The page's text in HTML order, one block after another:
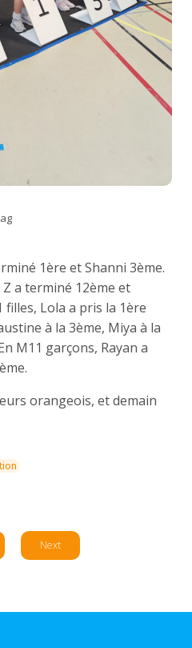
1ère et Shanni 3ème.
a terminé 12ème et
filles, Lola a pris la 1ère
à la 3ème, Miya à la
M11 garçons, Rayan a
orangeois, et demain
Next